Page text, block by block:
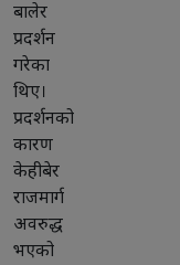
बालेर
प्रदर्शन
गरेका
थिए।
प्रदर्शनको
कारण
केहीबेर
राजमार्ग
अवरुद्ध
भएको